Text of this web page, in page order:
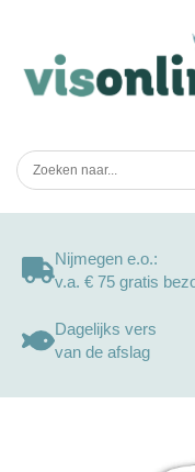
Nijmegen e.o.:
v.a. € 75 gratis
Dagelijks vers
van de afslag